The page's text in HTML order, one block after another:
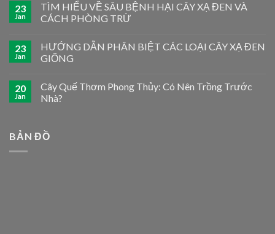
23
Jan
TÌM HIỂU VỀ SÂU BỆNH HẠI CÂY XẠ ĐEN VÀ
CÁCH PHÒNG TRỪ
23
Jan
HƯỚNG DẪN PHÂN BIỆT CÁC LOẠI CÂY XẠ ĐEN
GIỐNG
20
Jan
Cây Quế Thơm Phong Thủy: Có Nên Trồng Trước
Nhà?
BẢN ĐỒ